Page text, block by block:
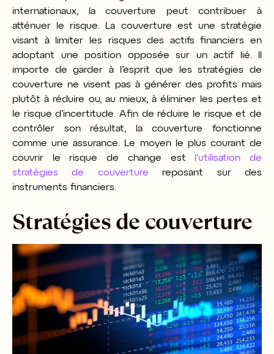
internationaux, la couverture peut contribuer à
atténuer le risque. La couverture est une stratégie
visant à limiter les risques des actifs financiers en
adoptant une position opposée sur un actif lié. Il
importe de garder à l’esprit que les stratégies de
couverture ne visent pas à générer des profits mais
plutôt à réduire ou, au mieux, à éliminer les pertes et
le risque d’incertitude. Afin de réduire le risque et de
contrôler son résultat, la couverture fonctionne
comme une assurance. Le moyen le plus courant de
couvrir le risque de change est l’utilisation de
stratégies de couverture reposant sur des
instruments financiers.
Stratégies de couverture